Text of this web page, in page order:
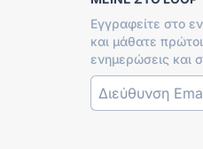
Εγγραφείτε στο
και μάθατε
ενημερώσεις και